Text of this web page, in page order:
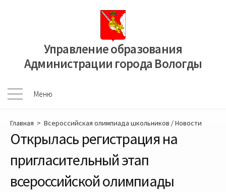
Управление образования
Администрации города Вологды
Меню
Меню
Главная > Всероссийская олимпиада школьников /Новости
Открылась регистрация на
пригласительный этап
всероссийской олимпиады